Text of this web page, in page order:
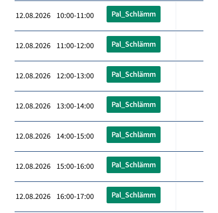
12.08.2026 10:00-11:00 Pal_Schlämm
12.08.2026 11:00-12:00 Pal_Schlämm
12.08.2026 12:00-13:00 Pal_Schlämm
12.08.2026 13:00-14:00 Pal_Schlämm
12.08.2026 14:00-15:00 Pal_Schlämm
12.08.2026 15:00-16:00 Pal_Schlämm
12.08.2026 16:00-17:00 Pal_Schlämm